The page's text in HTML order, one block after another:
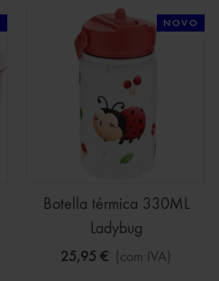
NOVO
Botella térmica 330ML
Ladybug
25,95 € (com IVA)